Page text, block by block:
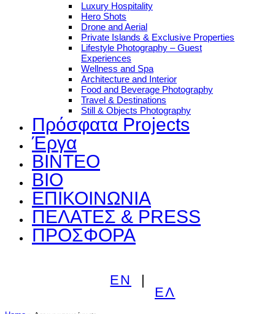
Luxury Hospitality
Hero Shots
Drone and Aerial
Private Islands & Exclusive Properties
Lifestyle Photography – Guest
Experiences
Wellness and Spa
Architecture and Interior
Food and Beverage Photography
Travel & Destinations
Still & Objects Photography
Πρόσφατα Projects
Έργα
ΒΙΝΤΕΟ
ΒΙΟ
ΕΠΙΚΟΙΝΩΝΙΑ
ΠΕΛΑΤΕΣ & PRESS
ΠΡΟΣΦΟΡΑ
EN
ΕΛ